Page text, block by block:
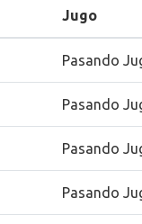
Jugo
Pasando
Pasando
Pasando
Pasando